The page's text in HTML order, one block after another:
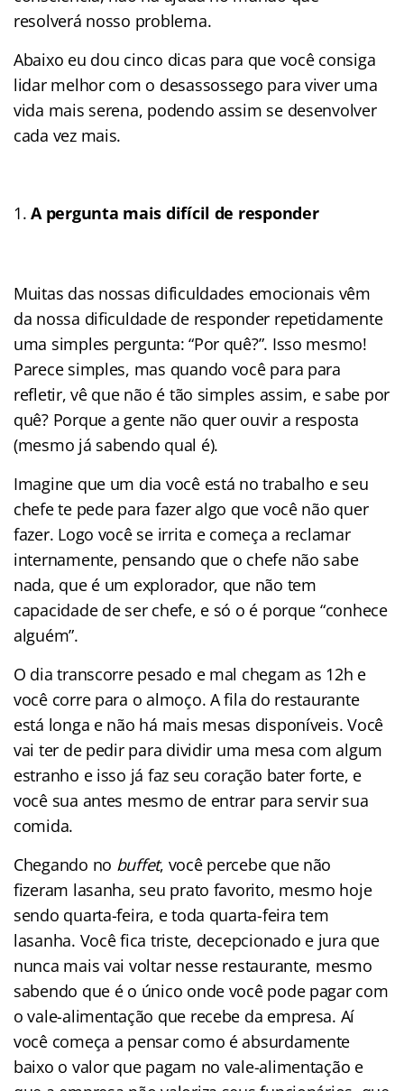
resolverá nosso problema.
Abaixo eu dou cinco dicas para que você consiga
lidar melhor com o desassossego para viver uma
vida mais serena, podendo assim se desenvolver
cada vez mais.
A pergunta mais difícil de responder
Muitas das nossas dificuldades emocionais vêm
da nossa dificuldade de responder repetidamente
uma simples pergunta: “Por quê?”. Isso mesmo!
Parece simples, mas quando você para para
refletir, vê que não é tão simples assim, e sabe por
quê? Porque a gente não quer ouvir a resposta
(mesmo já sabendo qual é).
Imagine que um dia você está no trabalho e seu
chefe te pede para fazer algo que você não quer
fazer. Logo você se irrita e começa a reclamar
internamente, pensando que o chefe não sabe
nada, que é um explorador, que não tem
capacidade de ser chefe, e só o é porque “conhece
alguém”.
O dia transcorre pesado e mal chegam as 12h e
você corre para o almoço. A fila do restaurante
está longa e não há mais mesas disponíveis. Você
vai ter de pedir para dividir uma mesa com algum
estranho e isso já faz seu coração bater forte, e
você sua antes mesmo de entrar para servir sua
comida.
Chegando no buffet, você percebe que não
fizeram lasanha, seu prato favorito, mesmo hoje
sendo quarta-feira, e toda quarta-feira tem
lasanha. Você fica triste, decepcionado e jura que
nunca mais vai voltar nesse restaurante, mesmo
sabendo que é o único onde você pode pagar com
o vale-alimentação que recebe da empresa. Aí
você começa a pensar como é absurdamente
baixo o valor que pagam no vale-alimentação e